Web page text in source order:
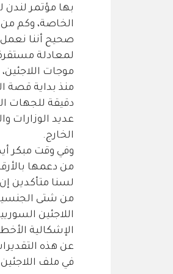
بها مؤتمر لندن
الخاصة، وكم
صحيح أننا
لمعادلة
موجات
منذ بداية قصة
دقيقة للجهات
عديد
الخارج.
وفي وقت مبكر
من دعمها
لسنا متأكدين
من شتى
اللاجئين
الإشكالية
عن هذه
في ملف